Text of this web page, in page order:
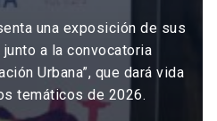
una exposición de sus
a la convocatoria
Urbana”, que dará vida
temáticos de 2026.